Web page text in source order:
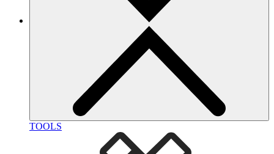
TOOLS